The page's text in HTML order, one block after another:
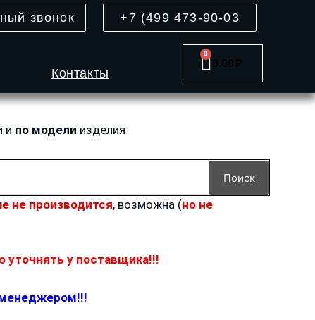
звонок +7 (499 473-90-03
Контакты
0.00₽
0
Cart
и по модели изделия
Поиск
не производится, возможна (но не
у поставщика!!!
менеджером!!!